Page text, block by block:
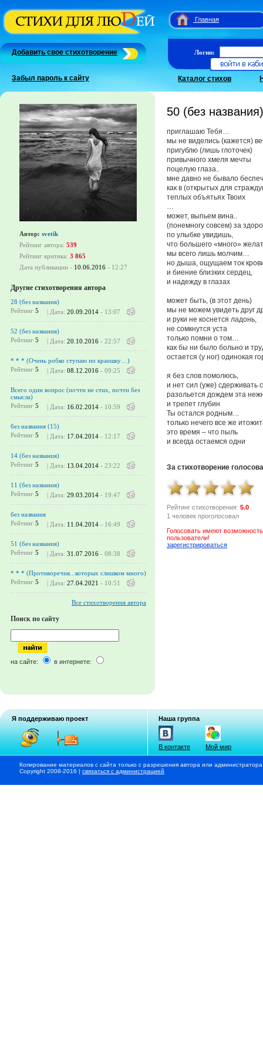
Главная
Добавить свое стихотворение
Забыл пароль к сайту
Логин:
Каталог стихов
Автор: svetik
Рейтинг автора: 539
Рейтинг критика: 3 865
Дата публикации - 10.06.2016 - 12:27
Другие стихотворения автора
28 (без названия)
Рейтинг 5 | Дата: 20.09.2014 - 13:07
52 (без названия)
Рейтинг 5 | Дата: 20.10.2016 - 22:57
* * * (Очень робко ступаю по краешку…)
Рейтинг 5 | Дата: 08.12.2016 - 09:25
Всего один вопрос (почти не стих, почти без
смысла)
Рейтинг 5 | Дата: 16.02.2014 - 10:59
без названия (15)
Рейтинг 5 | Дата: 17.04.2014 - 12:17
14 (без названия)
Рейтинг 5 | Дата: 13.04.2014 - 23:22
11 (без названия)
Рейтинг 5 | Дата: 29.03.2014 - 19:47
без названия
Рейтинг 5 | Дата: 11.04.2014 - 16:49
51 (без названия)
Рейтинг 5 | Дата: 31.07.2016 - 08:38
* * * (Противоречия...которых слишком много)
Рейтинг 5 | Дата: 27.04.2021 - 10:51
Все стихотворения автора
Поиск по сайту
на сайте: в интернете:
50 (без названия)
приглашаю Тебя…
мы не виделись (кажется)
пригублю (лишь глоточек)
привычного хмеля мечты
поцелую глаза..
мне давно не бывало
как в (открытых для
теплых объятьях Твоих
может, выпьем вина..
(понемногу совсем) за
по улыбке увидишь,
что большего «много»
мы всего лишь молчим…
но дыша, ощущаем ток
и биение близких сердец,
и надежду в глазах
может быть, (в этот день)
мы не можем увидеть друг
и руки не коснется ладонь,
не сомкнутся уста
только помни о том…
как бы ни было больно и
остается (у ног) одинокая
я без слов помолюсь,
и нет сил (уже) сдерживать
разольется дождем эта
и трепет глубин
Ты остался родным…
только нечего все же
это время – что пыль
и всегда остаемся одни
За стихотворение
Рейтинг стихотворения: 5.0
1 человек проголосовал
Голосовать имеют
пользователи!
зарегистрироваться
Я поддерживаю проект Наша группа
В контакте Мой мир
Копирование материалов с сайта только с разрешения автора или
Copyright 2008-2016 | связаться с администрацией